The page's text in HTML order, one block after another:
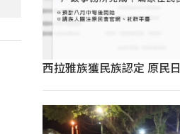
西拉雅族獲民族認定 原民